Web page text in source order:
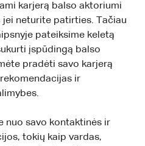
karjerą balso aktoriumi
neturite patirties. Tačiau
pateiksime keletą
įspūdingą balso
pradėti savo karjerą
ir
nuo savo kontaktinės ir
tokių kaip vardas,